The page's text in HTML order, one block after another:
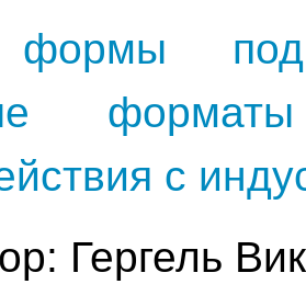
с
Гергель